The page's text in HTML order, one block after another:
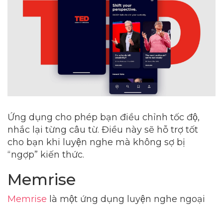
Ứng dụng cho phép bạn điều chỉnh tốc độ,
nhắc lại từng câu từ. Điều này sẽ hỗ trợ tốt
cho bạn khi luyện nghe mà không sợ bị
“ngợp” kiến thức.
Memrise
Memrise là một ứng dụng luyện nghe ngoại